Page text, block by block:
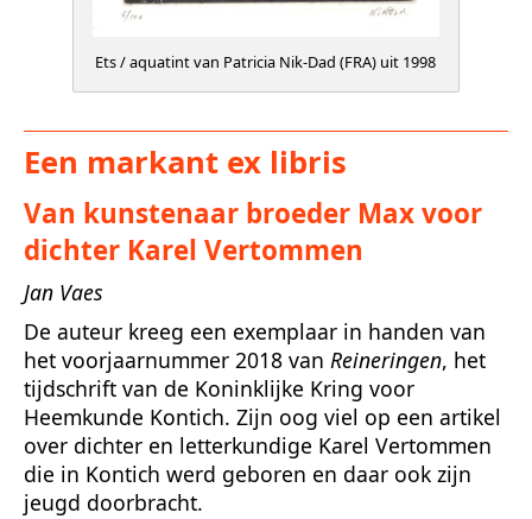
Ets / aquatint van Patricia Nik-Dad (FRA) uit 1998
Een markant ex libris
Van kunstenaar broeder Max voor
dichter Karel Vertommen
Jan Vaes
De auteur kreeg een exemplaar in handen van
het voorjaarnummer 2018 vanReineringen, het
tijdschrift van de Koninklijke Kring voor
Heemkunde Kontich. Zijn oog viel op een artikel
over dichter en letterkundige Karel Vertommen
die in Kontich werd geboren en daar ook zijn
jeugd doorbracht.